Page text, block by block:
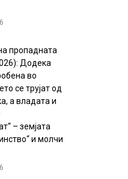
пропадната
Додека
во
се трујат од
а владата и
– земјата
и молчи